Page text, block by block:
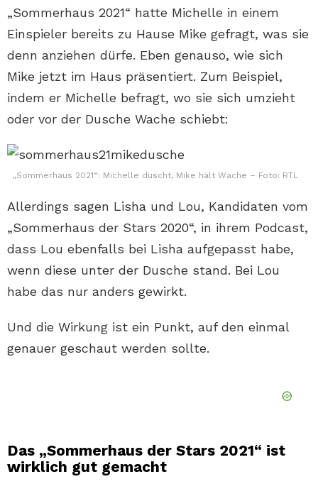
„Sommerhaus 2021“ hatte Michelle in einem
Einspieler bereits zu Hause Mike gefragt, was sie
denn anziehen dürfe. Eben genauso, wie sich
Mike jetzt im Haus präsentiert. Zum Beispiel,
indem er Michelle befragt, wo sie sich umzieht
oder vor der Dusche Wache schiebt:
„Sommerhaus 2021“: Michelle duscht, Mike hält Wache – Foto: RTL
Allerdings sagen Lisha und Lou, Kandidaten vom
„Sommerhaus der Stars 2020“, in ihrem Podcast,
dass Lou ebenfalls bei Lisha aufgepasst habe,
wenn diese unter der Dusche stand. Bei Lou
habe das nur anders gewirkt.
Und die Wirkung ist ein Punkt, auf den einmal
genauer geschaut werden sollte.
Das „Sommerhaus der Stars 2021“ ist
wirklich gut gemacht